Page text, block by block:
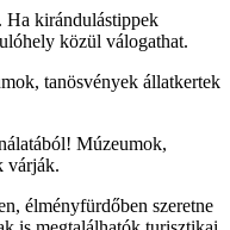
Ha kirándulástippek
közül válogathat.
tanösvények állatkertek
Múzeumok,
várják.
élményfürdőben szeretne